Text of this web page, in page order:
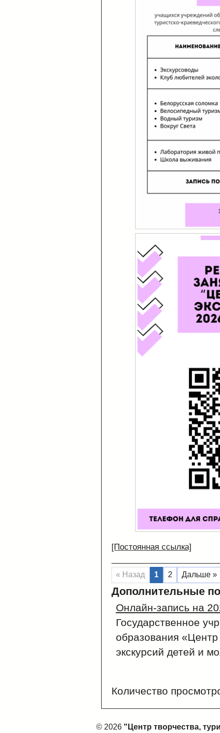
[Постоянная ссылка]
« Назад 1 2 Дальше »
Дополнительные
Онлайн-запись на
Государственное
образования
экскурсий детей и
Количество
© 2026 "Центр творчества,